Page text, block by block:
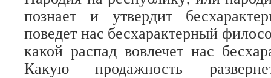
познает и утвердит
поведет нас бесхарактерный
какой распад вовлечет нас
Какую продажность